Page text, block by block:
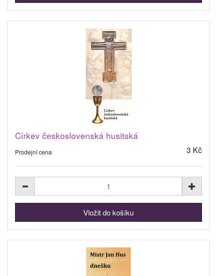
Církev československá husitská
Prodejní cena 3 Kč